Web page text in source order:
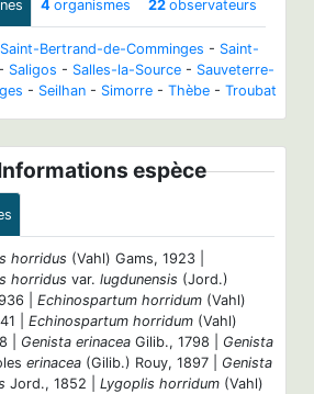
4 organismes 22 observateurs
Saint-Bertrand-de-Comminges - Saint-
- Saligos - Salles-la-Source - Sauveterre-
- Seilhan - Simorre - Thèbe - Troubat
espèce
horridus (Vahl) Gams, 1923 |
horridus var. lugdunensis (Jord.)
| Echinospartum horridum (Vahl)
| Echinospartum horridum (Vahl)
| Genista erinacea Gilib., 1798 | Genista
erinacea (Gilib.) Rouy, 1897 | Genista
Jord., 1852 | Lygoplis horridum (Vahl)